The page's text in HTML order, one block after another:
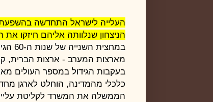
העלייה לישראל התחדשה
הניצחון שנלוותה אליהם חיזקו את
במחצית השנייה של שנות ה-60 הגיעו
מארצות המערב - ארצות הברית,
בעקבות הגידול במספר העולים
כלכלי מהמדינה, הוחלט לארגן
הממשלה את המשרד לקליטת